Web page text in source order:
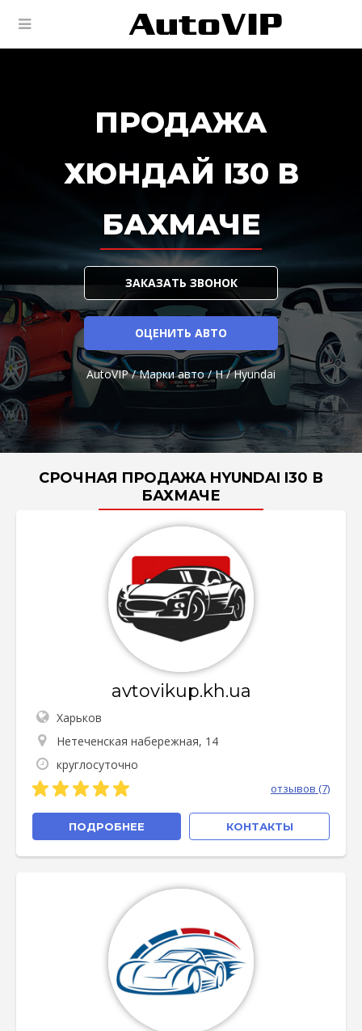
ПРОДАЖА
ХЮНДАЙ I30 В
БАХМАЧЕ
ЗАКАЗАТЬ ЗВОНОК
ОЦЕНИТЬ АВТО
AutoVIP/Марки авто/H/Hyundai
СРОЧНАЯ ПРОДАЖА HYUNDAI I30 В
БАХМАЧЕ
avtovikup.kh.ua
Харьков
Нетеченская набережная, 14
круглосуточно
отзывов (7)
ПОДРОБНЕЕ КОНТАКТЫ